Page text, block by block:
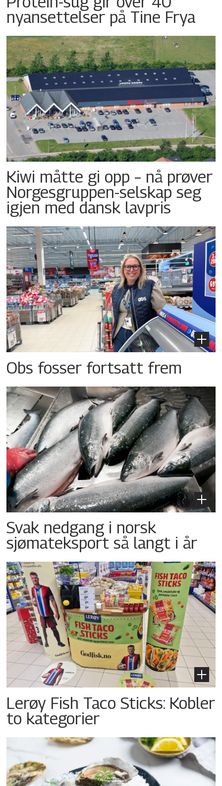
nyansettelser på Tine Frya
Kiwi måtte gi opp – nå prøver
Norgesgruppen-selskap seg
igjen med dansk lavpris
Obs fosser fortsatt frem
Svak nedgang i norsk
sjømateksport så langt i år
Lerøy Fish Taco Sticks: Kobler
to kategorier